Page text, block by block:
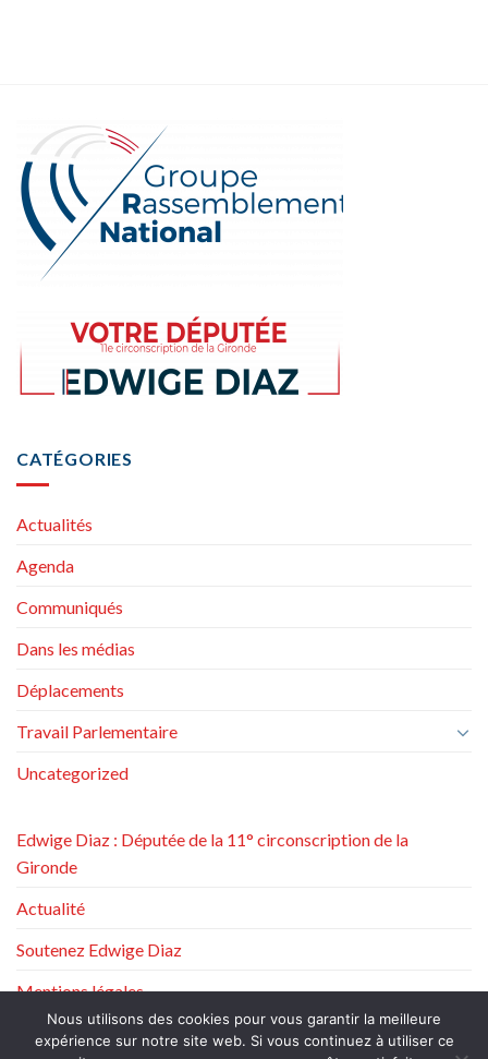
CATÉGORIES
Actualités
Agenda
Communiqués
Dans les médias
Déplacements
Travail Parlementaire
Uncategorized
Edwige Diaz : Députée de la 11° circonscription de la
Gironde
Actualité
Soutenez Edwige Diaz
Mentions légales
Politique de protection des données à caractère personnel
Nous utilisons des cookies pour vous garantir la meilleure
expérience sur notre site web. Si vous continuez à utiliser ce